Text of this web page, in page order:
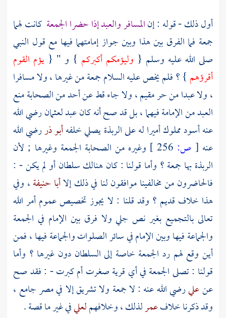
أول ذلك - قوله : إنالمسافر والعبد إذا حضرا الجمعة كانت لهما
جمعة فما الفرق بين هذا وبين جواز إمامتهما فيها مع قول النبي
صلى الله عليه وسلم { وليؤمكم أكبركم } و " { يؤم القوم
أقرؤهم } ؟ فلم يخص عليه السلام جمعة من غيرها ، ولا مسافرا
، ولا عبدا من حر مقيم ، ولا جاء قط عن أحد من الصحابة منع
العبد من الإمامة فيهما ، بل قد صح أنه كان عبدلعثمانرضي الله
عنه أسود مملوك أميرا له علىالربذةيصلي خلفهأبو ذررضي الله
عنه [ ص:
وغيره من الصحابة الجمعة وغيرها ; لأن
الربذةبها جمعة ؟ وأما قولنا : كان هنالك سلطان أو لم يكن - :
فالحاضرون من مخالفينا موافقون لنا في ذلك إلاأبا حنيفة، وفي
هذا خلاف قديم ؟ وقد قلنا : لا يجوز تخصيص عموم أمر الله
تعالى بالتجميع بغير نص جلي ولا فرق بين الإمام في الجمعة
والجماعة فيها وبين الإمام في سائر الصلوات والجماعة فيها ، فمن
أين وقع لهم رد الجمعة خاصة إلى السلطان دون غيرها ؟ وأما
قولنا : تصلى الجمعة في أي قرية صغرت أم كبرت - : فقد صح
عنعليرضي الله عنه : لا جمعة ولا تشريق إلا في مصر جامع ،
وقد ذكرنا خلافعمرلذلك ، وخلافهملعليفي غير ما قصة .